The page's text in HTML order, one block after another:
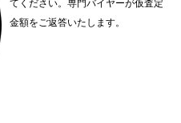
てください。専門バイヤーが仮査定
金額をご返答いたします。